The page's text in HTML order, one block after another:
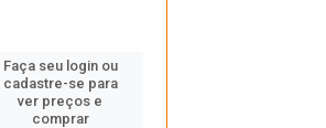
Faça seu login ou
cadastre-se para
ver preços e
comprar